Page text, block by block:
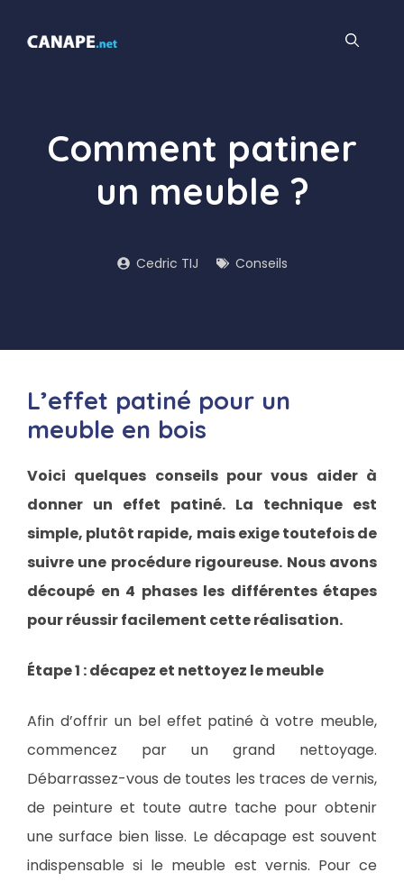
contenu
Comment patiner
un meuble ?
Cedric TIJ Conseils
L’effet patiné pour un
meuble en bois
Voici quelques conseils pour vous aider à
donner un effet patiné. La technique est
simple, plutôt rapide, mais exige toutefois de
suivre une procédure rigoureuse. Nous avons
découpé en 4 phases les différentes étapes
pour réussir facilement cette réalisation.
Étape 1 : décapez et nettoyez le meuble
Afin d’offrir un bel effet patiné à votre meuble,
commencez par un grand nettoyage.
Débarrassez-vous de toutes les traces de vernis,
de peinture et toute autre tache pour obtenir
une surface bien lisse. Le décapage est souvent
indispensable si le meuble est vernis. Pour ce